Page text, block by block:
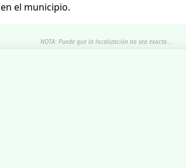
en el municipio.
NOTA: Puede que la localización no sea exacta...